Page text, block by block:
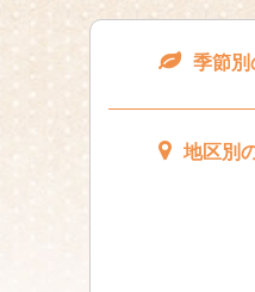
季節別
地区別